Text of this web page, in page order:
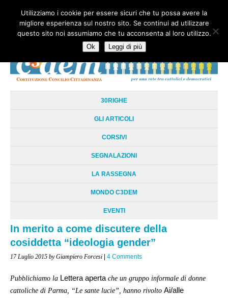
HOME CHI SIAMO LA RETE LE RADICI DOCUMENTAZIONE
AREE TEMATICHE
30RIGHE
GLI ARTICOLI
CORSIVI
SEGNALAZIONI
LA RASSEGNA
MONDO C3DEM
EVENTI
In merito a come discutere della
cosiddetta “ideologia gender”
17 Luglio 2015 by Giampiero Forcesi | 4 Comments
Pubblichiamo la Lettera aperta che un gruppo informale di donne
cattoliche di Parma, “Le sante lucie”, hanno rivolto Ai/alle
Utilizziamo i cookie per essere sicuri che tu possa avere la
migliore esperienza sul nostro sito. Se continui ad utilizzare
questo sito noi assumiamo che tu acconsenta al loro utilizzo.
Ok Leggi di più